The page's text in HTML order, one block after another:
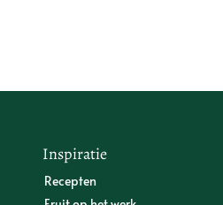
Inspiratie
Recepten